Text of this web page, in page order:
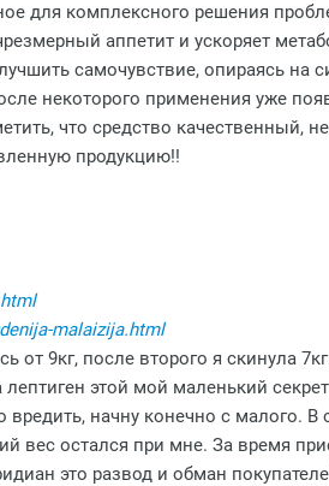
для комплексного решения
аппетит и ускоряет
самочувствие, опираясь
некоторого применения уже
что средство качественный,
продукцию!!
malaizija.html
от 9кг, после второго я скинула
этой мой маленький
начну конечно с
вес остался при мне. За время
это развод и обман